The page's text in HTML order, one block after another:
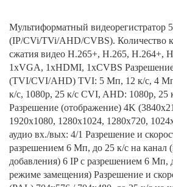
Мультиформатный видеорегистратор 5
(IP/CVi/TVi/AHD/CVBS). Количество
сжатия видео H.265+, H.265, H.264+,
1xVGA, 1xHDMI, 1xCVBS Разрешение
(TVI/CVI/AHD) TVI: 5 Мп, 12 к/с, 4
к/с, 1080p, 25 к/с CVI, AHD: 1080p, 25
Разрешение (отображение) 4K
1920x1080, 1280x1024, 1280x720,
аудио вх./вых: 4/1 Разрешение и
разрешением 6 Mп, до 25 к/с на канал
добавления) 6 IP с разрешением 6 Mп,
режиме замещения) Разрешение и